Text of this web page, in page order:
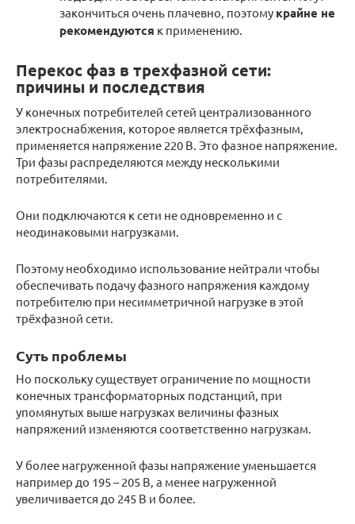
закончиться очень плачевно, поэтому крайне не
рекомендуются к применению.
Перекос фаз в трехфазной сети:
причины и последствия
У конечных потребителей сетей централизованного
электроснабжения, которое является трёхфазным,
применяется напряжение 220 В. Это фазное напряжение.
Три фазы распределяются между несколькими
потребителями.
Они подключаются к сети не одновременно и с
неодинаковыми нагрузками.
Поэтому необходимо использование нейтрали чтобы
обеспечивать подачу фазного напряжения каждому
потребителю при несимметричной нагрузке в этой
трёхфазной сети.
Суть проблемы
Но поскольку существует ограничение по мощности
конечных трансформаторных подстанций, при
упомянутых выше нагрузках величины фазных
напряжений изменяются соответственно нагрузкам.
У более нагруженной фазы напряжение уменьшается
например до 195 – 205 В, а менее нагруженной
увеличивается до 245 В и более.